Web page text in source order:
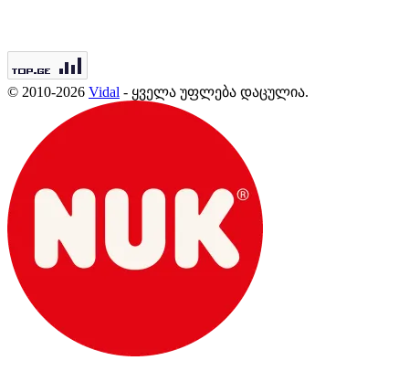
© 2010-2026 Vidal - ყველა უფლება დაცულია.